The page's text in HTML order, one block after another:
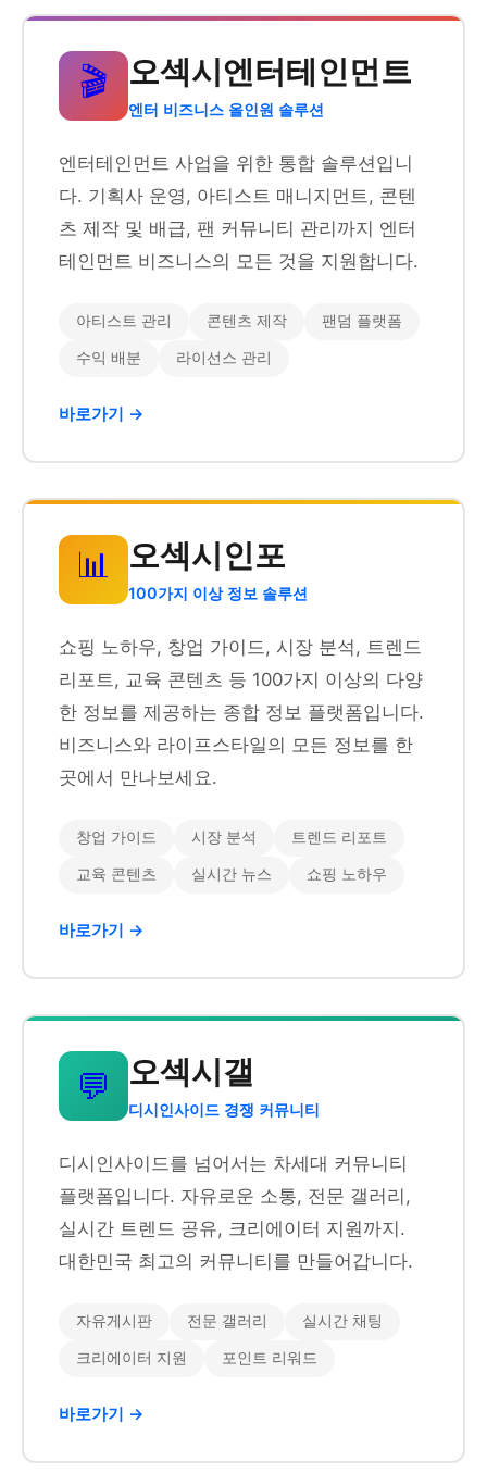
🎬 오섹시엔터테인먼트
엔터 비즈니스 올인원 솔루션
엔터테인먼트 사업을 위한 통합 솔루션입니
다. 기획사 운영, 아티스트 매니지먼트, 콘텐
츠 제작 및 배급, 팬 커뮤니티 관리까지 엔터
테인먼트 비즈니스의 모든 것을 지원합니다.
아티스트 관리 콘텐츠 제작 팬덤 플랫폼
수익 배분 라이선스 관리
바로가기 →
📊 오섹시인포
100가지 이상 정보 솔루션
쇼핑 노하우, 창업 가이드, 시장 분석, 트렌드
리포트, 교육 콘텐츠 등 100가지 이상의 다양
한 정보를 제공하는 종합 정보 플랫폼입니다.
비즈니스와 라이프스타일의 모든 정보를 한
곳에서 만나보세요.
창업 가이드 시장 분석 트렌드 리포트
교육 콘텐츠 실시간 뉴스 쇼핑 노하우
바로가기 →
💬 오섹시갤
디시인사이드 경쟁 커뮤니티
디시인사이드를 넘어서는 차세대 커뮤니티
플랫폼입니다. 자유로운 소통, 전문 갤러리,
실시간 트렌드 공유, 크리에이터 지원까지.
대한민국 최고의 커뮤니티를 만들어갑니다.
자유게시판 전문 갤러리 실시간 채팅
크리에이터 지원 포인트 리워드
바로가기 →